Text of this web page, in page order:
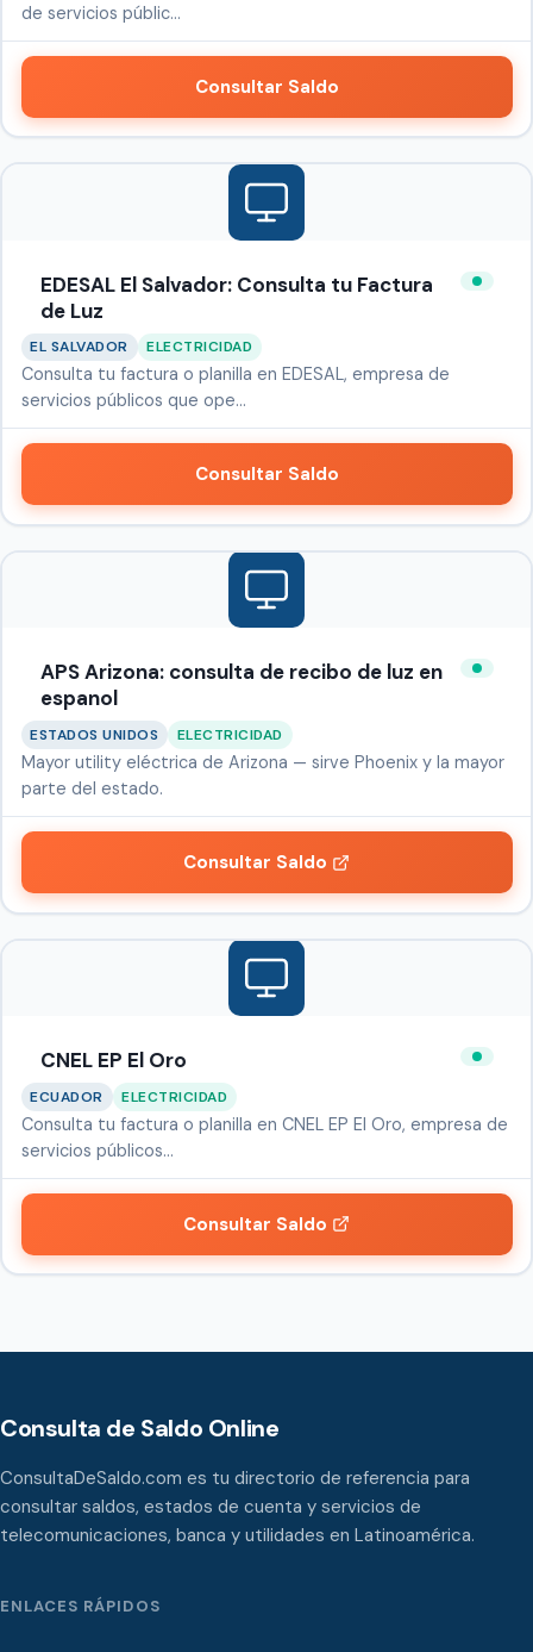
de servicios públic…
Consultar Saldo
EDESAL El Salvador: Consulta tu Factura
de Luz
EL SALVADOR ELECTRICIDAD
Consulta tu factura o planilla en EDESAL, empresa de
servicios públicos que ope…
Consultar Saldo
APS Arizona: consulta de recibo de luz en
espanol
ESTADOS UNIDOS ELECTRICIDAD
Mayor utility eléctrica de Arizona — sirve Phoenix y la mayor
parte del estado.
Consultar Saldo
CNEL EP El Oro
ECUADOR ELECTRICIDAD
Consulta tu factura o planilla en CNEL EP El Oro, empresa de
servicios públicos…
Consultar Saldo
Consulta de Saldo Online
ConsultaDeSaldo.com es tu directorio de referencia para
consultar saldos, estados de cuenta y servicios de
telecomunicaciones, banca y utilidades en Latinoamérica.
ENLACES RÁPIDOS